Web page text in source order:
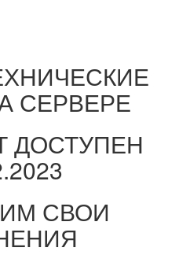
СЕРВЕРЕ
ДОСТУПЕН
СВОИ